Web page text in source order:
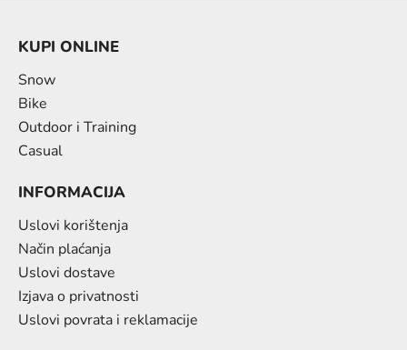
KUPI ONLINE
Snow
Bike
Outdoor i Training
Casual
INFORMACIJA
Uslovi korištenja
Način plaćanja
Uslovi dostave
Izjava o privatnosti
Uslovi povrata i reklamacije